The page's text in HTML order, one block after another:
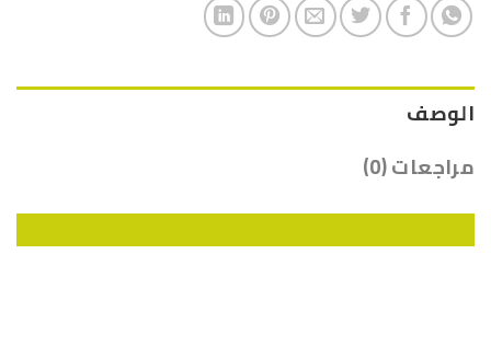
الوصف
مراجعات (0)